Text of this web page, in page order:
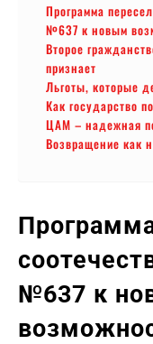
Программа
№637 к новым
Второе
признает
Льготы, которые
Как государство
ЦАМ – надежная
Возвращение как
№637 к